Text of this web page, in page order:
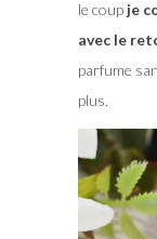
le coupje
avec le
parfume
plus.